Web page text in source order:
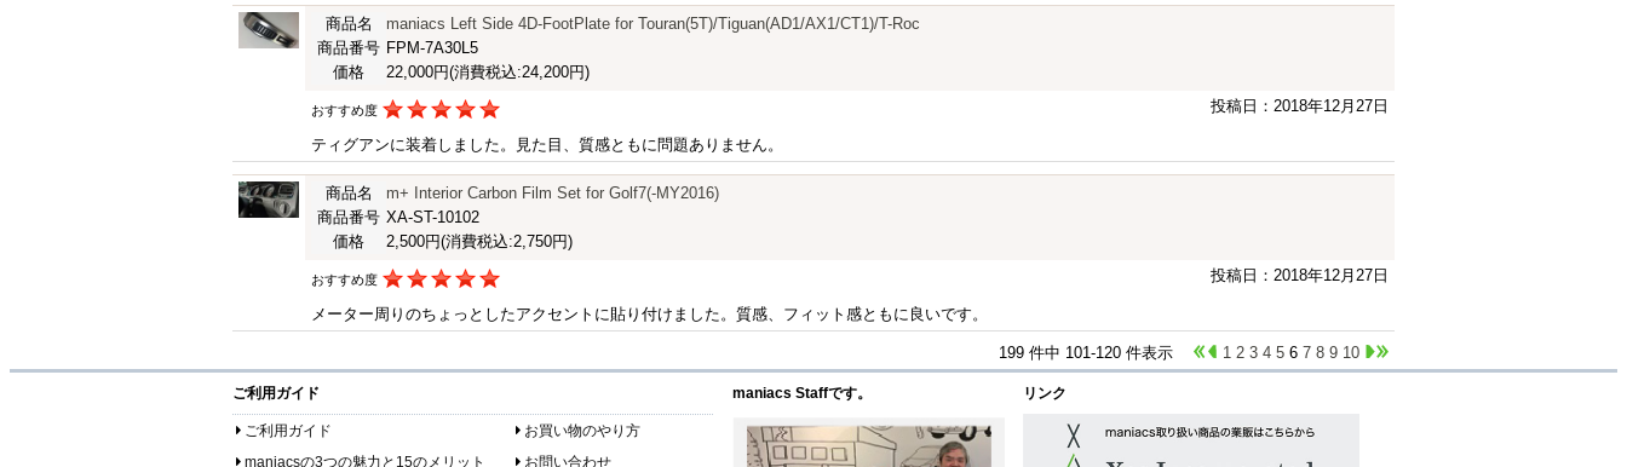
商品名
maniacs Left Side 4D-FootPlate for Touran(5T)/Tiguan(AD1/AX1/CT1)/T-Roc
商品番号 FPM-7A30L5
価格
22,000円(消費税込:24,200円)
投稿日：2018年12月27日
おすすめ度
ティグアンに装着しました。見た目、質感ともに問題ありません。
商品名
m+ Interior Carbon Film Set for Golf7(-MY2016)
商品番号 XA-ST-10102
価格
2,500円(消費税込:2,750円)
投稿日：2018年12月27日
おすすめ度
メーター周りのちょっとしたアクセントに貼り付けました。質感、フィット感ともに良いです。
199 件中 101-120 件表示 1 2 3 4 5 6 7 8 9 10
ご利用ガイド
ご利用ガイド
お買い物のやり方
maniacsの3つの魅力と15のメリット
お問い合わせ
maniacs Staffです。 リンク